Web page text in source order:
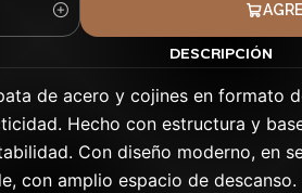
DESCRIPCIÓN
de acero y cojines en formato
Hecho con estructura y
Con diseño moderno, en
con amplio espacio de descanso.